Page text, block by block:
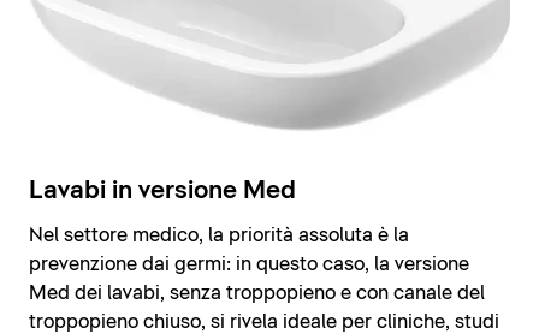
Lavabi in versione Med
Nel settore medico, la priorità assoluta è la
prevenzione dai germi: in questo caso, la versione
Med dei lavabi, senza troppopieno e con canale del
troppopieno chiuso, si rivela ideale per cliniche, studi